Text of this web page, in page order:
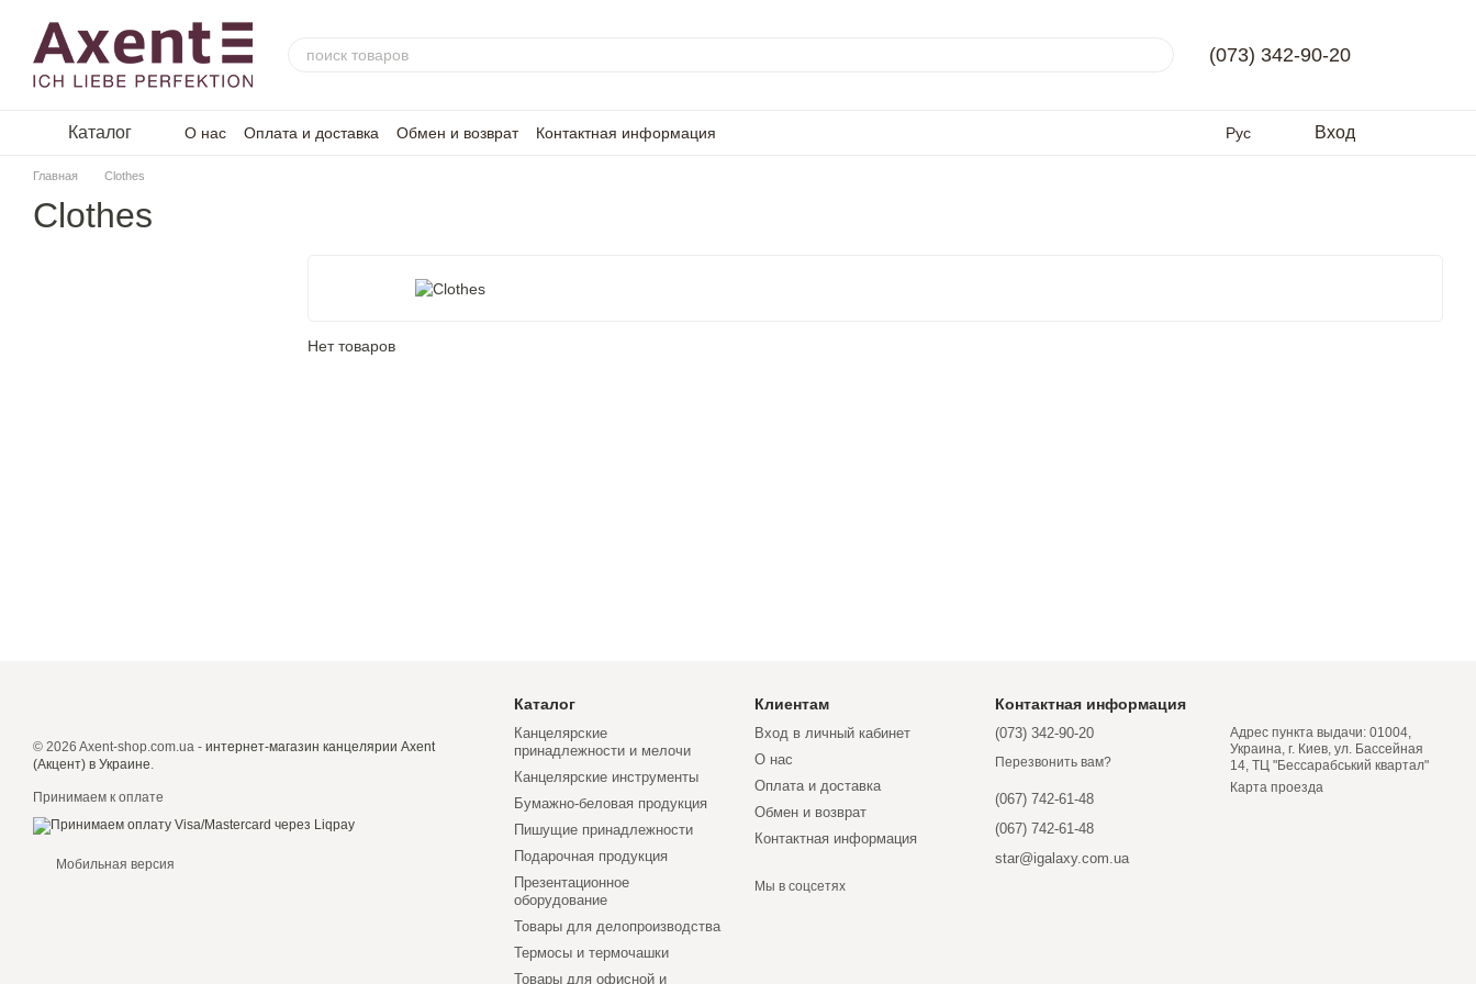
(073) 342-90-20
Каталог О нас Оплата и доставка Обмен и возврат Контактная информация Рус Вход
Главная Clothes
Clothes
Нет товаров
© 2026 Axent-shop.com.ua - интернет-магазин канцелярии Axent
(Акцент) в Украине.
Принимаем к оплате
Мобильная версия
Каталог
Канцелярские
принадлежности и мелочи
Канцелярские инструменты
Бумажно-беловая продукция
Пишущие принадлежности
Подарочная продукция
Презентационное
оборудование
Товары для делопроизводства
Термосы и термочашки
Товары для офисной и
Клиентам
Вход в личный кабинет
О нас
Оплата и доставка
Обмен и возврат
Контактная информация
Мы в соцсетях
Контактная информация
(073) 342-90-20
Перезвонить вам?
(067) 742-61-48
(067) 742-61-48
star@igalaxy.com.ua
Адрес пункта выдачи: 01004,
Украина, г. Киев, ул. Бассейная
14, ТЦ "Бессарабський квартал"
Карта проезда